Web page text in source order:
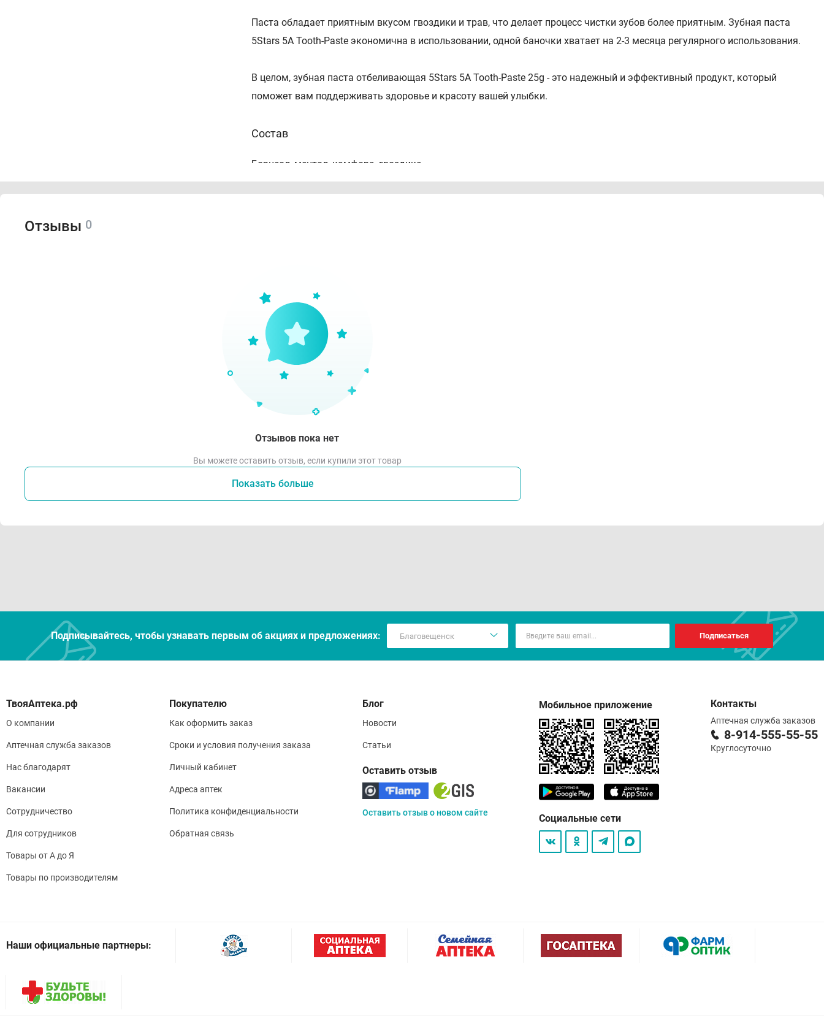
Паста обладает приятным вкусом гвоздики и трав, что делает процесс чистки зубов более приятным. Зубная паста
5Stars 5A Tooth-Paste экономична в использовании, одной баночки хватает на 2-3 месяца регулярного использования.
В целом, зубная паста отбеливающая 5Stars 5A Tooth-Paste 25g - это надежный и эффективный продукт, который
поможет вам поддерживать здоровье и красоту вашей улыбки.
Состав
Борнеол, ментол, камфора, гвоздика.
Отзывы 0
Отзывов пока нет
Вы можете оставить отзыв, если купили этот товар
Показать больше
Подписывайтесь, чтобы узнавать первым об акцияx и предложениях: Подписаться
О компании
Аптечная служба заказов
Нас благодарят
Вакансии
Сотрудничество
Для сотрудников
Товары от А до Я
Товары по производителям
Покупателю
Как оформить заказ
Сроки и условия получения заказа
Личный кабинет
Адреса аптек
Политика конфиденциальности
Обратная связь
Блог
Новости
Статьи
Оставить отзыв
Оставить отзыв о новом сайте
Мобильное приложение
Социальные сети
Контакты
Аптечная служба заказов
8-914-555-55-55
Круглосуточно
Наши официальные партнеры: